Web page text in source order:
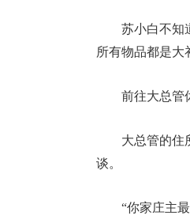
苏小白不知
所有物品都是大
前往大总管
大总管的住
谈。
“你家庄主